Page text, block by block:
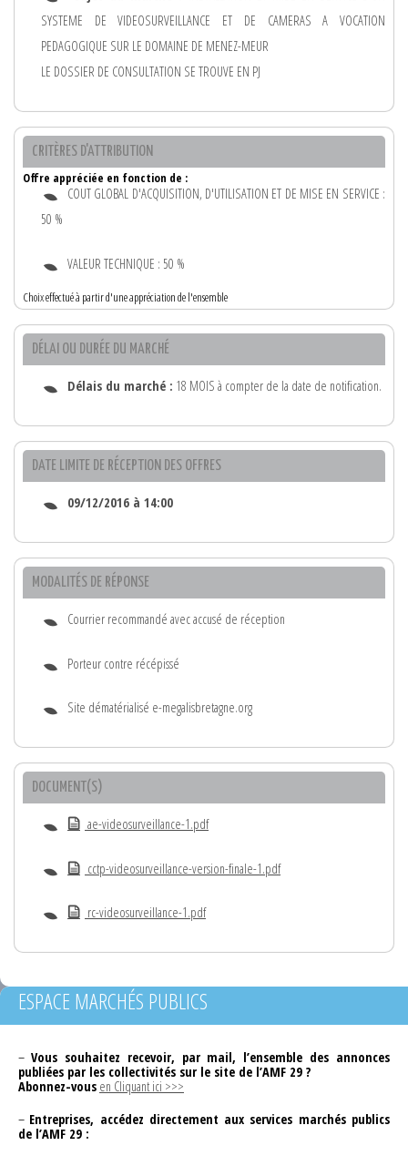
SYSTEME DE VIDEOSURVEILLANCE ET DE CAMERAS A VOCATION
PEDAGOGIQUE SUR LE DOMAINE DE MENEZ-MEUR
LE DOSSIER DE CONSULTATION SE TROUVE EN PJ
CRITÈRES D'ATTRIBUTION
Offre appréciée en fonction de :
COUT GLOBAL D'ACQUISITION, D'UTILISATION ET DE MISE EN SERVICE :
50 %
VALEUR TECHNIQUE : 50 %
Choix effectué à partir d'une appréciation de l'ensemble
DÉLAI OU DURÉE DU MARCHÉ
Délais du marché : 18 MOIS à compter de la date de notification.
DATE LIMITE DE RÉCEPTION DES OFFRES
09/12/2016 à 14:00
MODALITÉS DE RÉPONSE
Courrier recommandé avec accusé de réception
Porteur contre récépissé
Site dématérialisé e-megalisbretagne.org
DOCUMENT(S)
ae-videosurveillance-1.pdf
cctp-videosurveillance-version-finale-1.pdf
rc-videosurveillance-1.pdf
ESPACE MARCHÉS PUBLICS
– Vous souhaitez recevoir, par mail, l’ensemble des annonces
publiées par les collectivités sur le site de l’AMF 29 ?
Abonnez-vous en Cliquant ici >>>
– Entreprises, accédez directement aux services marchés publics
de l’AMF 29 :